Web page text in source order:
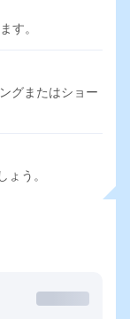
す。
グまたはショー
ょう。